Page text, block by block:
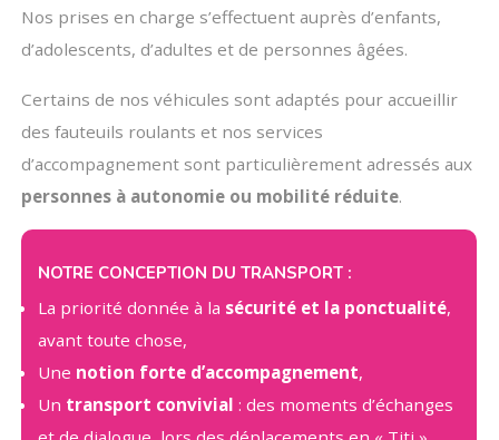
Nos prises en charge s’effectuent auprès d’enfants,
d’adolescents, d’adultes et de personnes âgées.
Certains de nos véhicules sont adaptés pour accueillir
des fauteuils roulants et nos services
d’accompagnement sont particulièrement adressés aux
personnes à autonomie ou mobilité réduite.
NOTRE CONCEPTION DU TRANSPORT :
La priorité donnée à la sécurité et la ponctualité,
avant toute chose,
Une notion forte d’accompagnement,
Un transport convivial : des moments d’échanges